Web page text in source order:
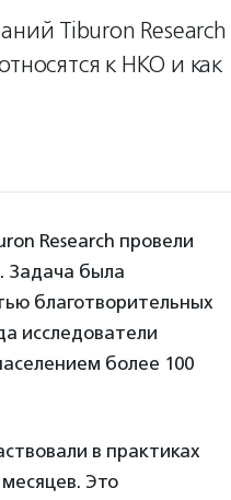
Tiburon Research
к НКО и как
Research провели
. Задача была
благотворительных
исследователи
более 100
в практиках
Это